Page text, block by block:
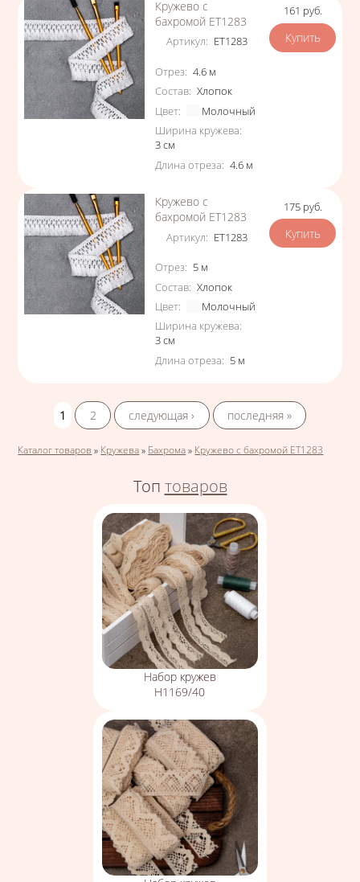
Кружево с
бахромой ЕТ1283
Артикул: ЕТ1283
Характеристики
Отрез: 4.6 м
Состав: Хлопок
Цвет:
Молочный
Ширина кружева:
3см
Длина отреза: 4.6 м
Цена
161 руб.
Кружево с
бахромой ЕТ1283
Артикул: ЕТ1283
Характеристики
Отрез: 5 м
Состав: Хлопок
Цвет:
Молочный
Ширина кружева:
3см
Длина отреза: 5 м
Цена
175 руб.
1
2 следующая › последняя »
Вы здесь
Каталог товаров » Кружева » Бахрома » Кружево с бахромой ЕТ1283
Топ товаров
Набор кружев
Н1169/40